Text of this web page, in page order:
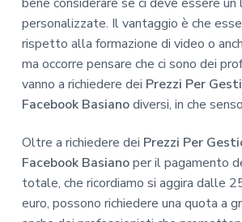
personalizzate. Il vantaggio è che
rispetto alla formazione di video o
ma occorre pensare che ci sono dei
vanno a richiedere dei Prezzi Per
Facebook Basianodiversi, in che
Oltre a richiedere dei Prezzi Per
Facebook Basianoper il pagamento
totale, che ricordiamo si aggira dalle
euro, possono richiedere una quota a